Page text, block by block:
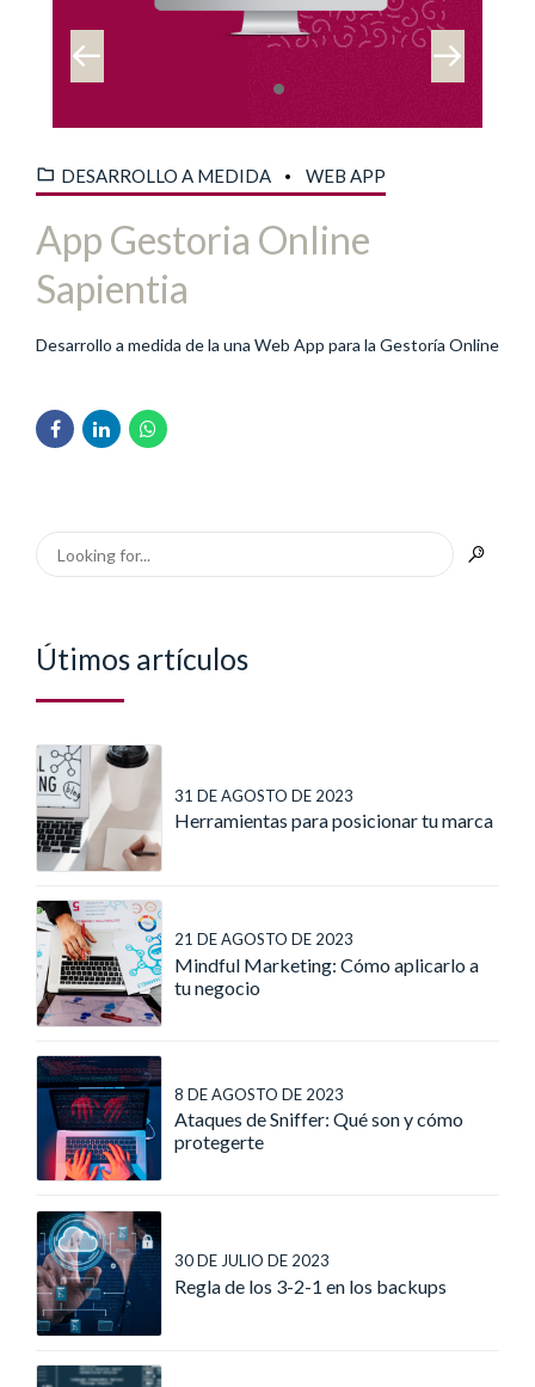
DESARROLLO A MEDIDA WEB APP
App Gestoria Online
Sapientia
Desarrollo a medida de la una Web App para la Gestoría Online
Útimos artículos
31 DE AGOSTO DE 2023
Herramientas para posicionar tu marca
21 DE AGOSTO DE 2023
Mindful Marketing: Cómo aplicarlo a
tu negocio
8 DE AGOSTO DE 2023
Ataques de Sniffer: Qué son y cómo
protegerte
30 DE JULIO DE 2023
Regla de los 3-2-1 en los backups